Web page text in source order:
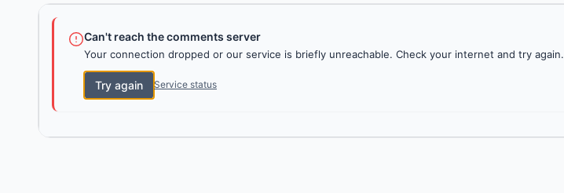
Can't reach the comments server
Your connection dropped or our service is briefly unreachable. Check your internet and try again.
Try again Service status